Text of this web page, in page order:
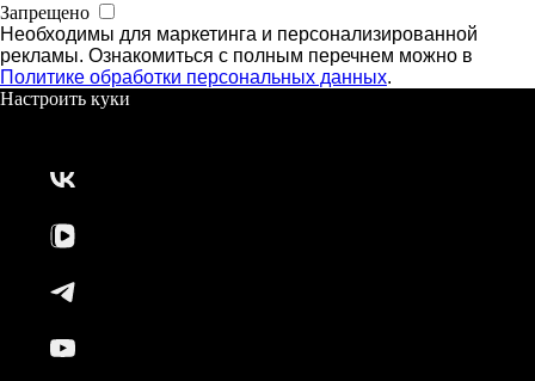
Запрещено
Необходимы для маркетинга и персонализированной
рекламы. Ознакомиться с полным перечнем можно в
Политике обработки персональных данных.
Настроить куки